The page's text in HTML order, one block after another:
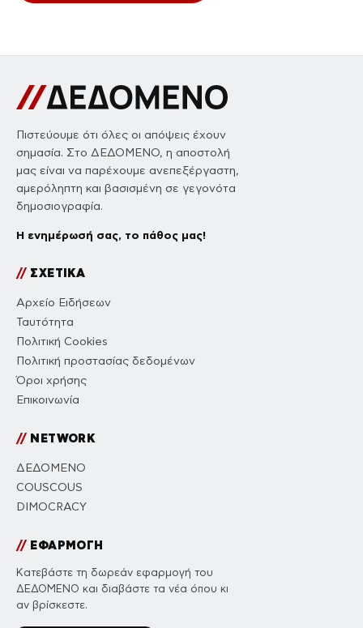
Πιστεύουμε ότι όλες οι απόψεις έχουν
σημασία. Στο ΔΕΔΟΜΕΝΟ, η αποστολή
μας είναι να παρέχουμε ανεπεξέργαστη,
αμερόληπτη και βασισμένη σε γεγονότα
δημοσιογραφία.
Η ενημέρωσή σας, το πάθος μας!
//ΣΧΕΤΙΚΑ
Αρχείο Ειδήσεων
Ταυτότητα
Πολιτική Cookies
Πολιτική προστασίας δεδομένων
Όροι χρήσης
Επικοινωνία
//NETWORK
ΔΕΔΟΜΕΝΟ
COUSCOUS
DIMOCRACY
//ΕΦΑΡΜΟΓΗ
Κατεβάστε τη δωρεάν εφαρμογή του
ΔΕΔΟΜΕΝΟ και διαβάστε τα νέα όπου κι
αν βρίσκεστε.